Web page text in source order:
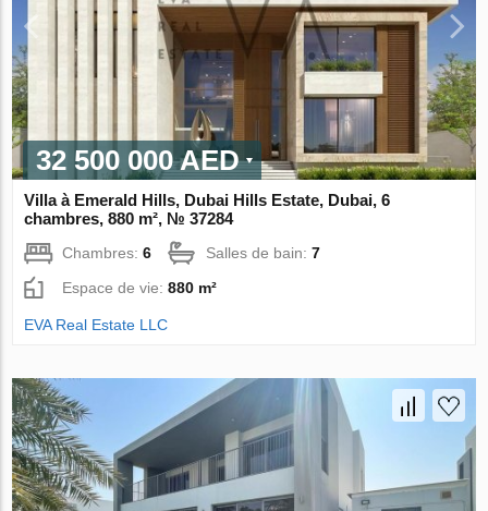
32 500 000 AED
Villa à Emerald Hills, Dubai Hills Estate, Dubai, 6
chambres, 880 m², № 37284
Chambres:6 Salles de bain:7
Espace de vie:880 m²
EVA Real Estate LLC